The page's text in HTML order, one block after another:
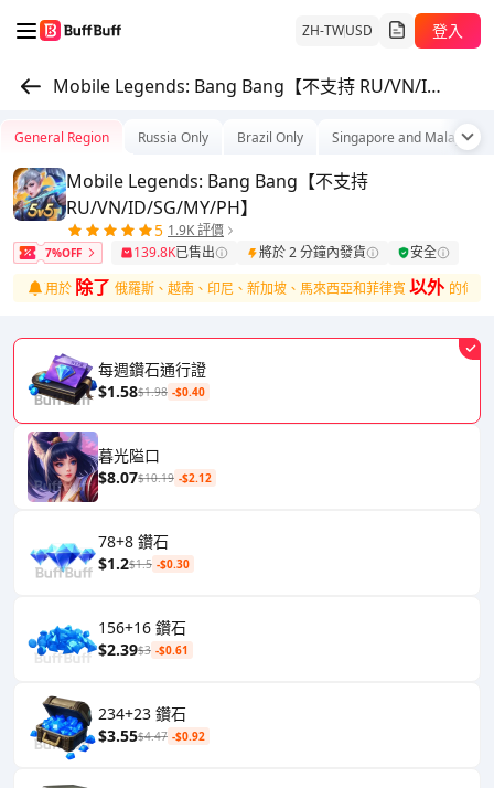
ZH-TWUSD 登入
Mobile Legends: Bang Bang【不支持 RU/VN/ID/SG/MY/PH】
General Region Russia Only Brazil Only Singapore and Malaysia
Mobile Legends: Bang Bang【不支持
RU/VN/ID/SG/MY/PH】
5 1.9K 評價
7%OFF 139.8K已售出 將於 2 分鐘內發貨
安全
適用於除了 俄羅斯、越南、印尼、新加坡、馬來西亞和菲律賓以外的伺服器
每週鑽石通行證
$1.58$1.98 -$0.40
暮光隘口
$8.07$10.19 -$2.12
78+8 鑽石
$1.2$1.5 -$0.30
156+16 鑽石
$2.39$3 -$0.61
234+23 鑽石
$3.55$4.47 -$0.92